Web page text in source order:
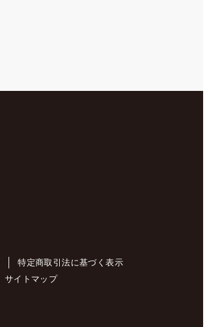
特定商取引法に基づく表示
サイトマップ